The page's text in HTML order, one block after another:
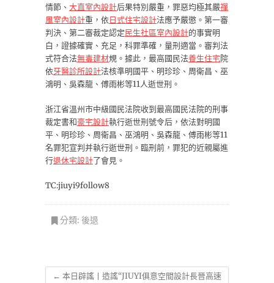
情節、 大直室內設計后果特別嚴重，罪惡均極其嚴禪
風室內設計重，依日式住宅設計法應予嚴懲。第一審
判決、第二審裁定認定民生社區室內設計的事實明
白，證據確實、充足，科罪準確，量刑適當。審判法
式符合法無毒建材規。據此，最高國民法養生住宅院
依牙醫診所設計法核準明國平、明珍珍、周衛昌、巫
鴻明、吳森龍、傅雨彬等11人逝世刑。
浙江省溫州市中級國民法院收到最高國民法院的刑事
裁定書和豪宅設計執行逝世刑號令后，依法對明國
平、明珍珍、周衛昌、巫鴻明、吳森龍、傅雨彬等11
名罪犯宣判并執行逝世刑。臨刑前，罪犯的近親屬進
行退休宅設計了會見。
TC:jiuyi9follow8
分類: 後退
← 本日辟謠丨造謠“JIUYI俱意空間設計長晉高速